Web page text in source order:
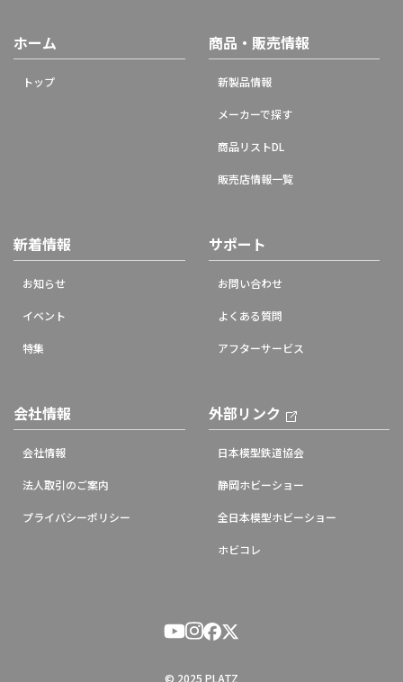
ホーム
トップ
商品・販売情報
新製品情報
メーカーで探す
商品リストDL
販売店情報一覧
新着情報
お知らせ
イベント
特集
サポート
お問い合わせ
よくある質問
アフターサービス
会社情報
会社情報
法人取引のご案内
プライバシーポリシー
外部リンク
日本模型鉄道協会
静岡ホビーショー
全日本模型ホビーショー
ホビコレ
© 2025 PLATZ